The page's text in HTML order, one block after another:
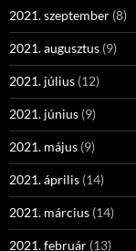
2021. szeptember (8)
2021. augusztus (9)
2021. július (12)
2021. június (9)
2021. május (9)
2021. április (14)
2021. március (14)
2021. február (13)